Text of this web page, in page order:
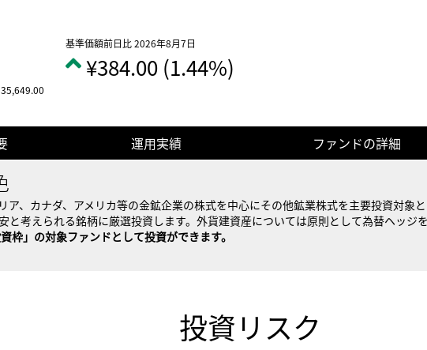
基準価額前日比 2026年8月7日
¥384.00 (1.44%)
運用実績 ファンドの詳細
ア、カナダ、アメリカ等の金鉱企業の株式を中心にその他鉱業株式を主要投資対象
と考えられる銘柄に厳選投資します。外貨建資産については原則として為替ヘッジ
枠」の対象ファンドとして投資ができます。
投資リスク